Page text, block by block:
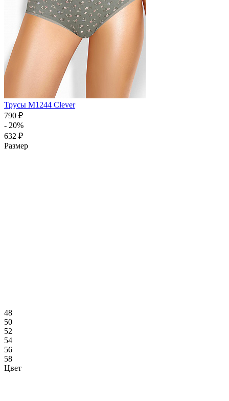
Трусы M1244 Clever
790 ₽
- 20%
632 ₽
Размер
48
50
52
54
56
58
Цвет